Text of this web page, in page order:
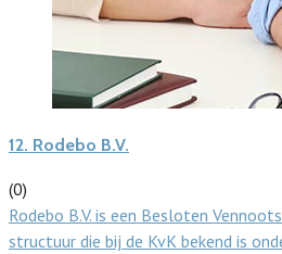
12. Rodebo B.V.
(0)
Rodebo B.V. is een Besloten
structuur die bij de KvK bekend is